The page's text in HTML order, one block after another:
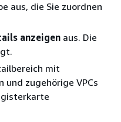
aus, die Sie zuordnen
anzeigen aus. Die
mit
und zugehörige VPCs